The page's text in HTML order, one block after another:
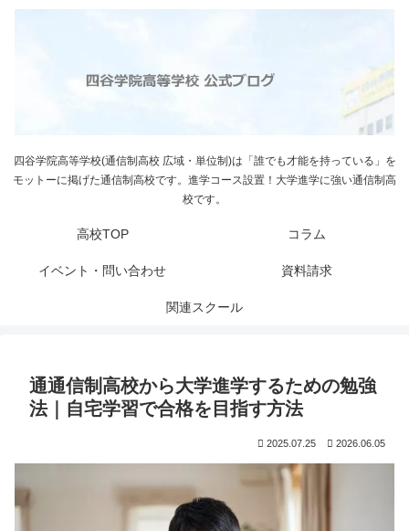
四谷学院高等学校(通信制高校 広域・単位制)は「誰でも才能を持っている」を
モットーに掲げた通信制高校です。進学コース設置！大学進学に強い通信制高
校です。
高校TOP コラム
イベント・問い合わせ 資料請求
関連スクール
通通信制高校から大学進学するための勉強
法｜自宅学習で合格を目指す方法
2025.07.25 2026.06.05